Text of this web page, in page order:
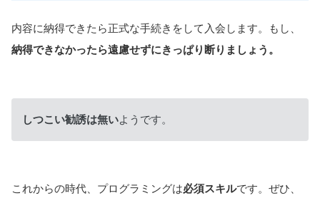
内容に納得できたら正式な手続きをして入会します。もし、
納得できなかったら遠慮せずにきっぱり断りましょう。
しつこい勧誘は無いようです。
これからの時代、プログラミングは必須スキルです。ぜひ、